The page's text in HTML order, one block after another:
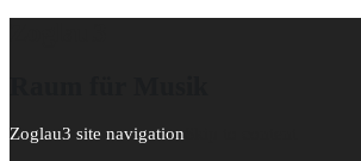
Zoglau3 site navigation